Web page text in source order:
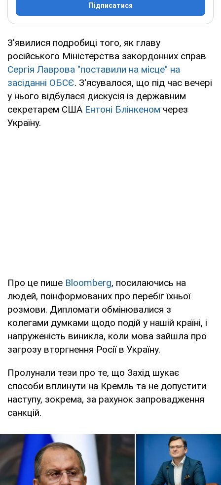
Підписатися
З'явилися подробиці того, як главу
російського Міністерства закордонних справ
Сергія Лаврова "поставили на місце" на
засіданні ОБСЄ. З'ясувалося, що під час вечері
у нього відбулася дискусія із державним
секретарем США Ентоні Блінкеном через
Україну.
Про це пише Bloomberg, посилаючись на
людей, поінформованих про перебіг їхньої
розмови. Дипломати обмінювалися з
колегами думками щодо подій у нашій країні, і
напруженість виникла, коли мова зайшла про
загрозу вторгнення Росії в Україну.
Пролунали тези про те, що Захід шукає
способи вплинути на Кремль та не допустити
наступу, зокрема, за рахунок запровадження
санкцій.